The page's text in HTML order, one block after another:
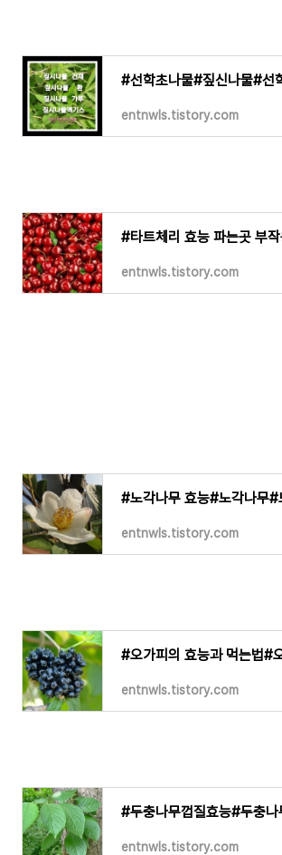
entnwls.tistory.com
entnwls.tistory.com
entnwls.tistory.com
entnwls.tistory.com
entnwls.tistory.com